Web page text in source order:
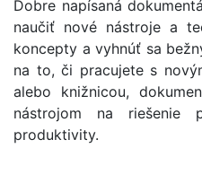
Dobre napísaná
naučiť nové nástroje a
koncepty a vyhnúť sa
na to, či pracujete s
alebo knižnicou,
nástrojom na riešenie
produktivity.